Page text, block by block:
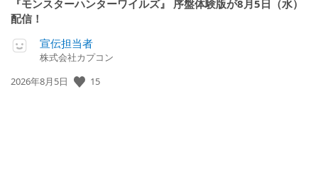
『モンスターハンターワイルズ』 序盤体験版が8月5日（水）
配信！
宣伝担当者
株式会社カプコン
公
2026年8月5日 15